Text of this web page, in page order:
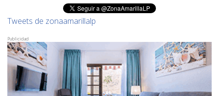
Tweets de zonaamarillalp
Publicidad